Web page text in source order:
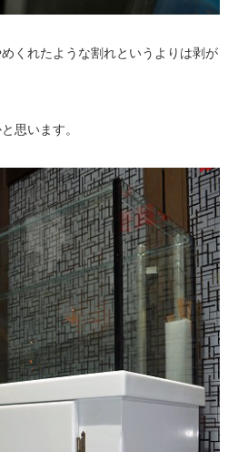
くれたような割れというよりは剥が
思います。